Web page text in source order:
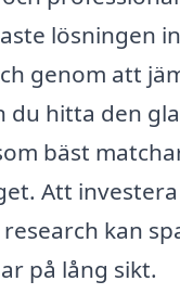
lösningen
genom att
du hitta den
bäst
Att
kan
på lång sikt.